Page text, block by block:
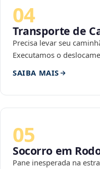
04
Transporte de
Precisa levar seu
Executamos o
SAIBA MAIS
05
Socorro em
Pane inesperada na